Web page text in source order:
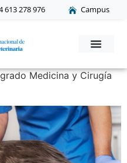
613 278 976 Campus
Medicina y Cirugía